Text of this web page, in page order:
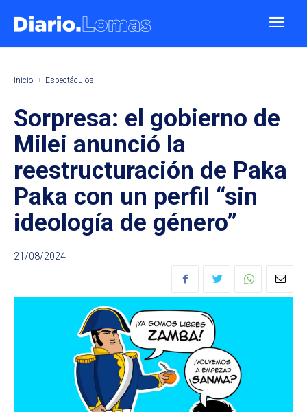
Inicio Espectáculos
Sorpresa: el gobierno de
Milei anunció la
reestructuración de Paka
Paka con un perfil “sin
ideología de género”
21/08/2024